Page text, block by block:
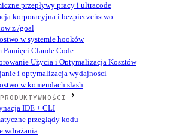
przepływy pracy i ultracode
korporacyjna i bezpieczeństwo
z /goal
w systemie hooków
Pamięci Claude Code
Użycia i Optymalizacja Kosztów
i optymalizacja wydajności
w komendach slash
IDE + CLI
przeglądy kodu
wdrażania